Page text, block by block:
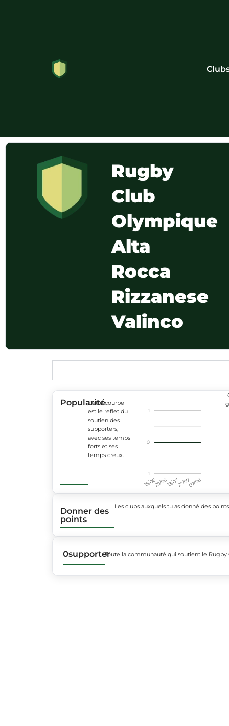
Rugby
Club
Olympique
Alta
Rocca
Rizzanese
Valinco
PopularitéCette courbe
est le reflet du
soutien des
supporters,
avec ses temps
forts et ses
temps creux.
15/0629/0613/0727/0707/08
-1
0
1
Donner des
points
Les clubs auxquels tu as donné des points
0supporterToute la communauté qui soutient le